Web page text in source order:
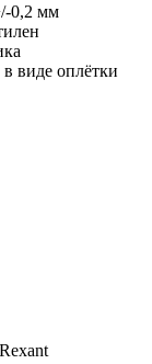
0,2 мм
виде оплётки
Rexant